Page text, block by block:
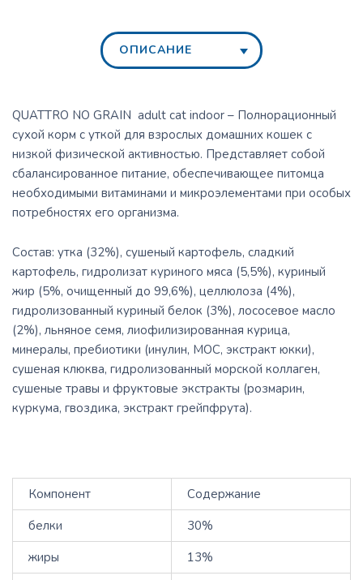
ОПИСАНИЕ
QUATTRO NO GRAIN adult cat indoor – Полнорационный
сухой корм с уткой для взрослых домашних кошек с
низкой физической активностью. Представляет собой
сбалансированное питание, обеспечивающее питомца
необходимыми витаминами и микроэлементами при особых
потребностях его организма.
Состав: утка (32%), сушеный картофель, сладкий
картофель, гидролизат куриного мяса (5,5%), куриный
жир (5%, очищенный до 99,6%), целлюлоза (4%),
гидролизованный куриный белок (3%), лососевое масло
(2%), льняное семя, лиофилизированная курица,
минералы, пребиотики (инулин, МОС, экстракт юкки),
сушеная клюква, гидролизованный морской коллаген,
сушеные травы и фруктовые экстракты (розмарин,
куркума, гвоздика, экстракт грейпфрута).
Компонент
Содержание
белки
30%
жиры
13%